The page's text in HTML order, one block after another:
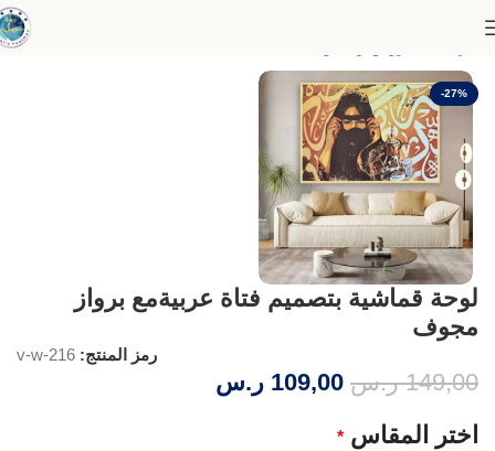
-27%
لوحة قماشية بتصميم فتاة عربيةمع برواز
مجوف
رمز المنتج: v-w-216
149,00 ر.س 109,00 ر.س
اختر المقاس *